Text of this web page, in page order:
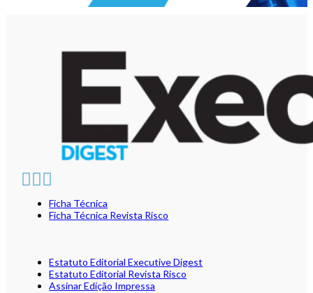
Ficha Técnica
Ficha Técnica Revista Risco
Estatuto Editorial Executive Digest
Estatuto Editorial Revista Risco
Assinar Edição Impressa